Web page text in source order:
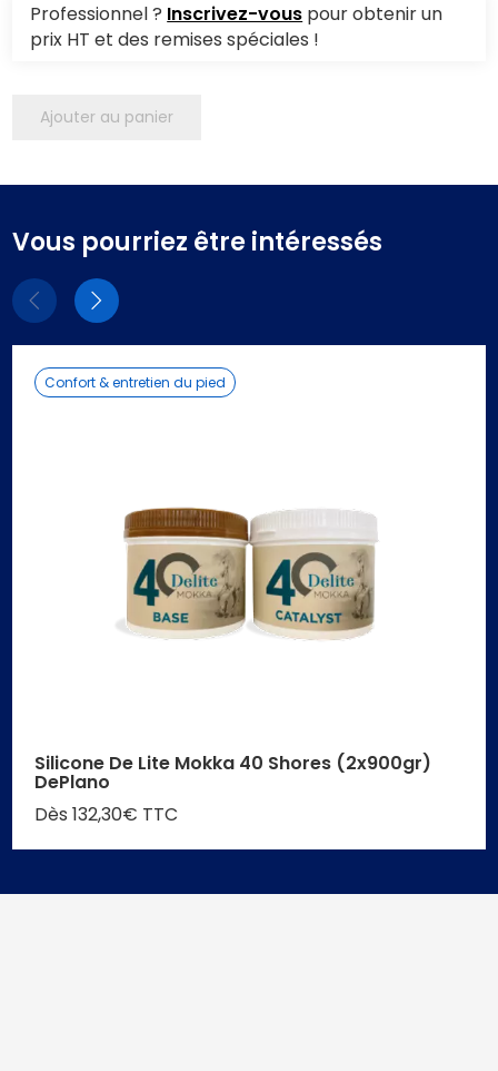
Professionnel ? Inscrivez-vous pour obtenir un
prix HT et des remises spéciales !
Ajouter au panier
Vous pourriez être intéressés
ElémentsEléments
Confort & entretien du pied
Silicone De Lite Mokka 40 Shores (2x900gr)
DePlano
Dès 132,30€ TTC